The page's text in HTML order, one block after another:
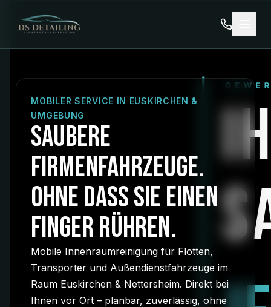
MOBILER SERVICE IN EUSKIRCHEN &
UMGEBUNG
SAUBERE
FIRMENFAHRZEUGE.
OHNE DASS SIE EINEN
FINGER RÜHREN.
Mobile Innenraumreinigung für Flotten,
Transporter und Außendienstfahrzeuge im
Raum Euskirchen & Nettersheim. Direkt bei
Ihnen vor Ort – planbar, zuverlässig, ohne